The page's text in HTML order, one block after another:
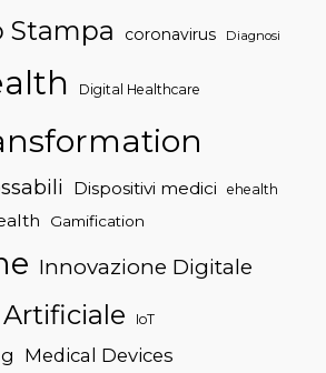
Stampa
coronavirus Diagnosi
Digital Healthcare
Dispositivi medici ehealth
Gamification
Innovazione Digitale
IoT
Medical Devices